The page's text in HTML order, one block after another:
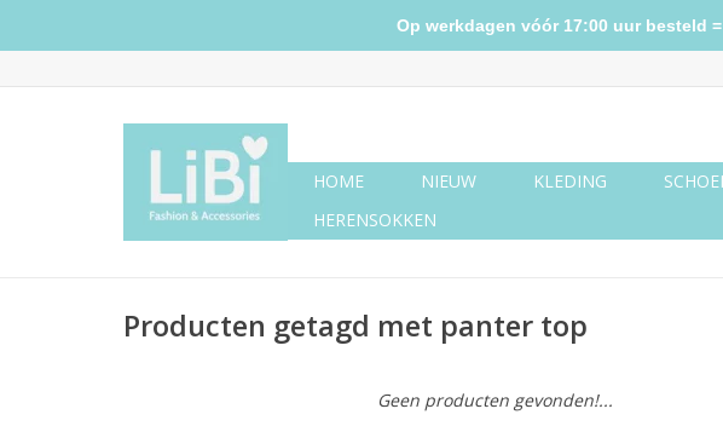
HOME NIEUW KLEDING
HERENSOKKEN
Producten getagd met panter top
Geen producten gevonden!...
Op werkdagen vóór 17:00 uur besteld